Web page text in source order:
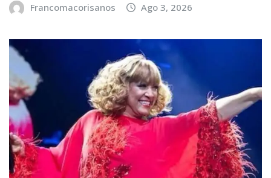
Francomacorisanos Ago 3, 2026